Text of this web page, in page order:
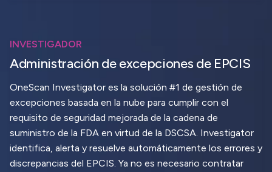
INVESTIGADOR
Administración de excepciones de EPCIS
OneScan Investigator es la solución #1 de gestión de
excepciones basada en la nube para cumplir con el
requisito de seguridad mejorada de la cadena de
suministro de la FDA en virtud de la DSCSA. Investigator
identifica, alerta y resuelve automáticamente los errores y
discrepancias del EPCIS. Ya no es necesario contratar